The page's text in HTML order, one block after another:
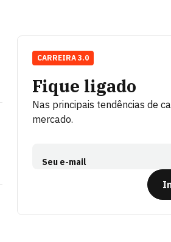
Fique ligado
Nas principais tendências de
mercado.
Seu e-mail
CARREIRA 3.0